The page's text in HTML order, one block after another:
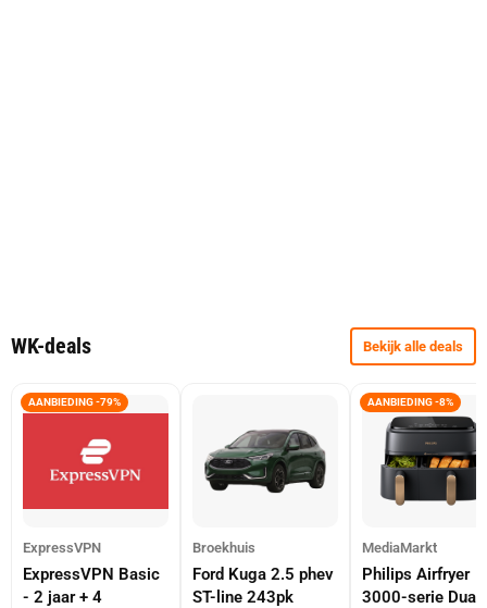
WK-deals Bekijk alle deals
AANBIEDING -79%
ExpressVPN
ExpressVPN Basic
- 2 jaar + 4
Broekhuis
Ford Kuga 2.5 phev
ST-line 243pk
AANBIEDING -8%
MediaMarkt
Philips Airfryer
3000-serie Dual